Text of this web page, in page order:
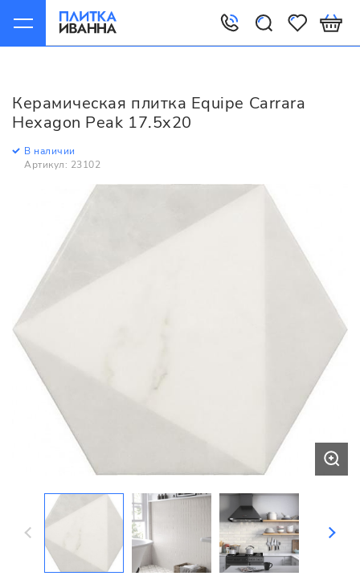
Керамическая плитка Equipe Carrara
Hexagon Peak 17.5x20
В наличии
Артикул: 23102